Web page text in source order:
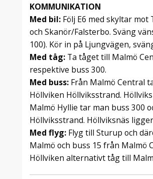
KOMMUNIKATION
Med bil: Följ E6 med skyltar
och Skanör/Falsterbo. Sväng
100). Kör in på Ljungvägen,
Med tåg: Ta tåget till Malmö
respektive buss 300.
Med buss: Från Malmö Central
Höllviken Höllviksstrand.
Malmö Hyllie tar man buss 300
Höllviksstrand. Höllviksnäs
Med flyg: Flyg till Sturup och
Malmö och buss 15 från Malmö
Höllviken alternativt tåg till